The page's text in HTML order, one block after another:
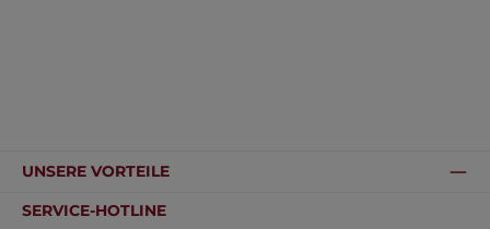
SERVICE-HOTLINE
UNSERE VORTEILE